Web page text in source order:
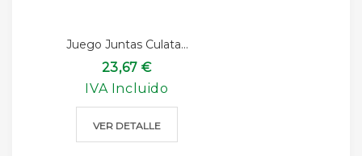
Juego Juntas Culata...
23,67 €
IVA Incluido
VER DETALLE